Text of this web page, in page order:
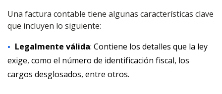
Una factura contable tiene algunas características clave
que incluyen lo siguiente:
Legalmente válida: Contiene los detalles que la ley
exige, como el número de identificación fiscal, los
cargos desglosados, entre otros.